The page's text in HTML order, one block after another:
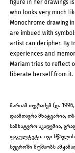
figure in her drawings
who looks very much
Monochrome drawing
are imbued with
artist can decipher. By
experiences and
Mariam tries to reflect
liberate herself from it.
მარიამ თევზაძემ (დ.
დაამთავრა მხატვარია,
სამხატვრო აკადემია,
ფაკულტეტი. იგი სწავლის
სფეროში მუშაობს